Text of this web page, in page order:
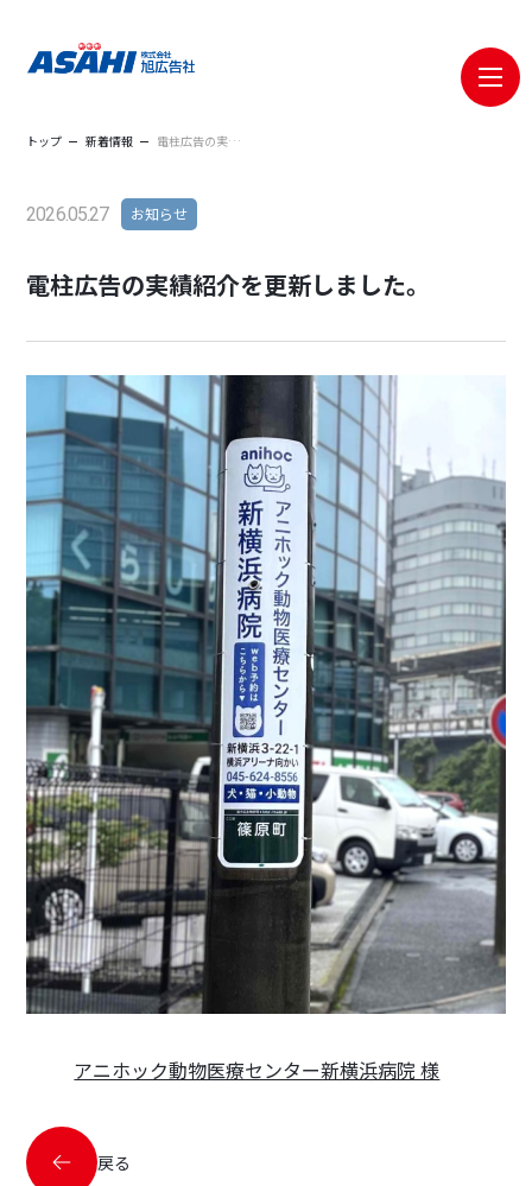
メニ
トップ 新着情報 電柱広告の実績紹介を更新しました。
戻る
2026.05.27 お知らせ
電柱広告の実績紹介を更新しました。
アニホック動物医療センター新横浜病院 様